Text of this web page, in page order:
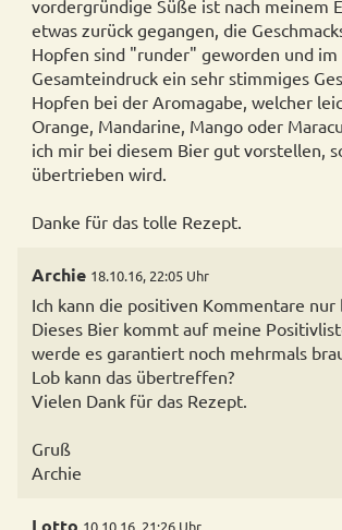
vordergründige Süße ist nach meinem
etwas zurück gegangen, die
Hopfen sind "runder" geworden und im
Gesamteindruck ein sehr stimmiges
Hopfen bei der Aromagabe, welcher
Orange, Mandarine, Mango oder
ich mir bei diesem Bier gut vorstellen,
übertrieben wird.
Archie 18.10.16, 22:05 Uhr
Ich kann die positiven Kommentare nur
Dieses Bier kommt auf meine
werde es garantiert noch mehrmals
Lob kann das übertreffen?
Vielen Dank für das Rezept.
Gruß
Archie
Lotto 10.10.16, 21:26 Uhr